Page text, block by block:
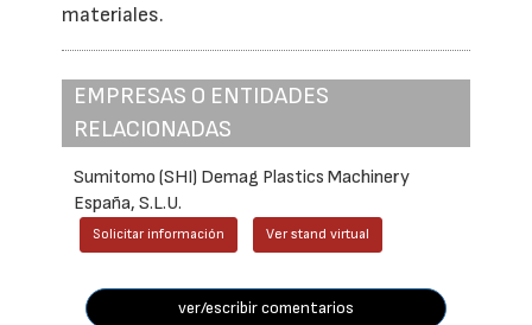
materiales.
EMPRESAS O ENTIDADES
RELACIONADAS
Sumitomo (SHI) Demag Plastics Machinery
España, S.L.U.
Solicitar información Ver stand virtual
ver/escribir comentarios